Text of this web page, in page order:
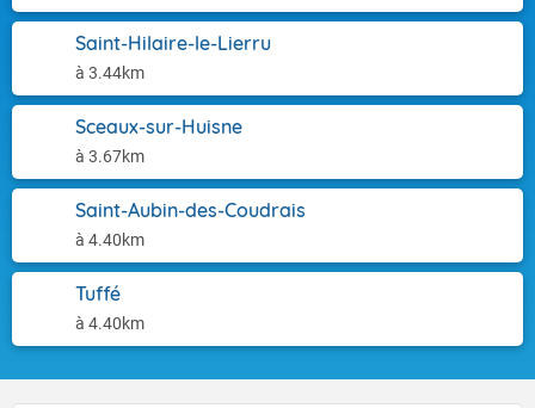
Saint-Hilaire-le-Lierru
à 3.44km
Sceaux-sur-Huisne
à 3.67km
Saint-Aubin-des-Coudrais
à 4.40km
Tuffé
à 4.40km